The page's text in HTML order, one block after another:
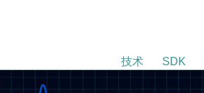
技术 SDK